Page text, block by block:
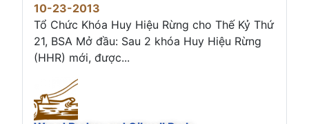
10-23-2013
Tổ Chức Khóa Huy Hiệu Rừng cho Thế Kỷ Thứ
21, BSA Mở đầu: Sau 2 khóa Huy Hiệu Rừng
(HHR) mới, được...